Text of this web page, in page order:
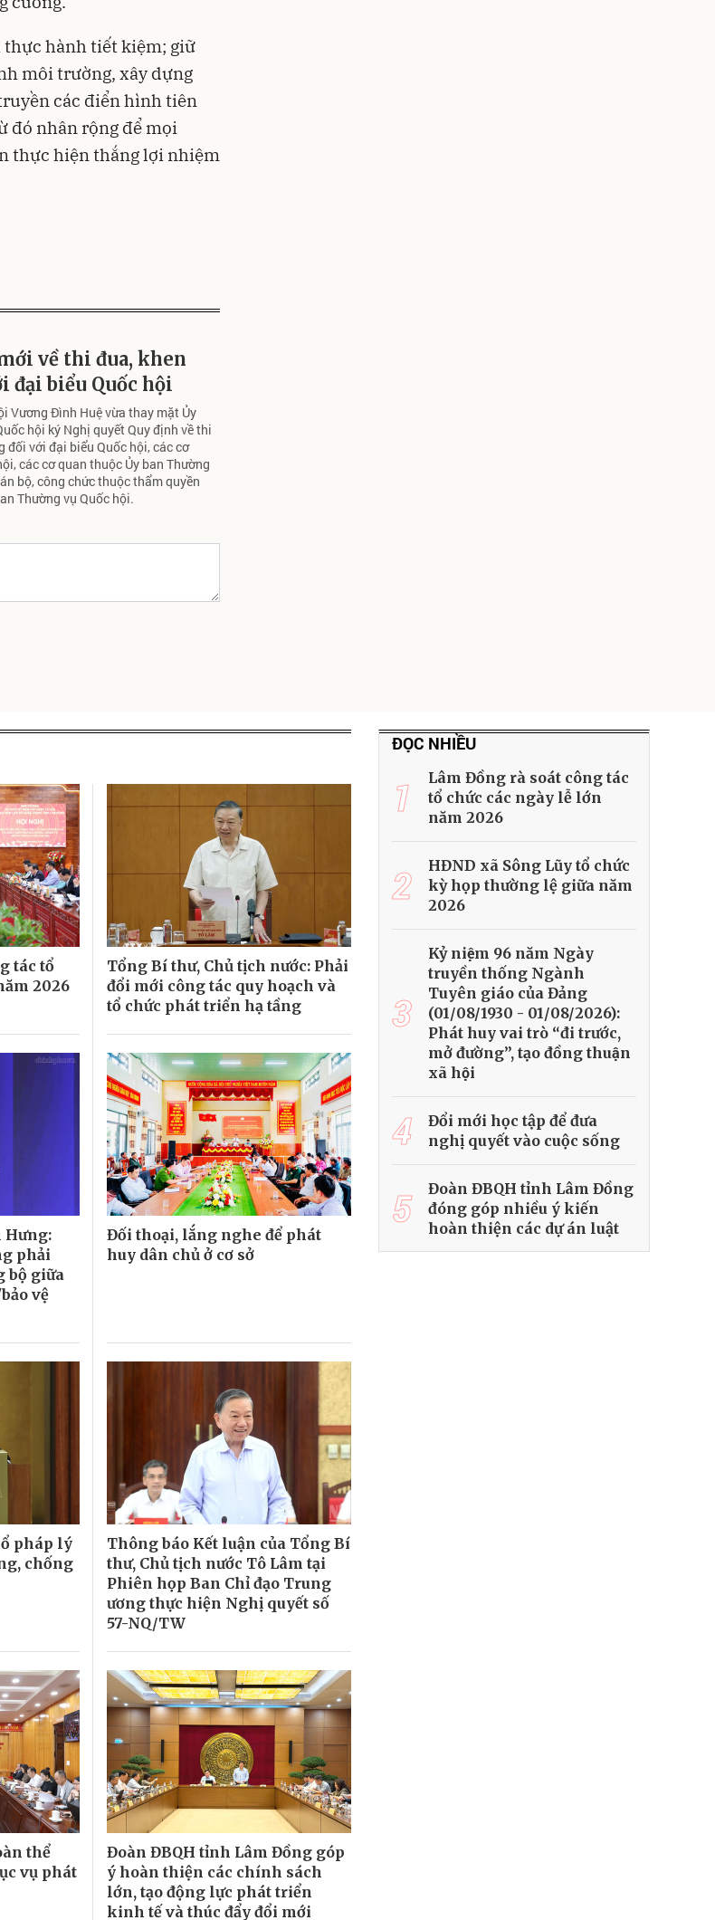
thực hành tiết kiệm; giữ
môi trường, xây dựng
các điển hình tiên
đó nhân rộng để mọi
thực hiện thắng lợi nhiệm
về thi đua, khen
đại biểu Quốc hội
Vương Đình Huệ vừa thay mặt Ủy
hội ký Nghị quyết Quy định về thi
đối với đại biểu Quốc hội, các cơ
các cơ quan thuộc Ủy ban Thường
bộ, công chức thuộc thẩm quyền
Thường vụ Quốc hội.
tác tổ
2026
Tổng Bí thư, Chủ tịch nước: Phải
đổi mới công tác quy hoạch và
tổ chức phát triển hạ tầng
Hưng:
phải
bộ giữa
vệ
Đối thoại, lắng nghe để phát
huy dân chủ ở cơ sở
pháp lý
chống
Thông báo Kết luận của Tổng Bí
thư, Chủ tịch nước Tô Lâm tại
Phiên họp Ban Chỉ đạo Trung
ương thực hiện Nghị quyết số
57-NQ/TW
thể
vụ phát
Đoàn ĐBQH tỉnh Lâm Đồng góp
ý hoàn thiện các chính sách
lớn, tạo động lực phát triển
kinh tế và thúc đẩy đổi mới
ĐỌC NHIỀU
1
Lâm Đồng rà soát công tác
tổ chức các ngày lễ lớn
năm 2026
2
HĐND xã Sông Lũy tổ chức
kỳ họp thường lệ giữa năm
2026
3
Kỷ niệm 96 năm Ngày
truyền thống Ngành
Tuyên giáo của Đảng
(01/08/1930 - 01/08/2026):
Phát huy vai trò “đi trước,
mở đường”, tạo đồng thuận
xã hội
4
Đổi mới học tập để đưa
nghị quyết vào cuộc sống
5
Đoàn ĐBQH tỉnh Lâm Đồng
đóng góp nhiều ý kiến
hoàn thiện các dự án luật